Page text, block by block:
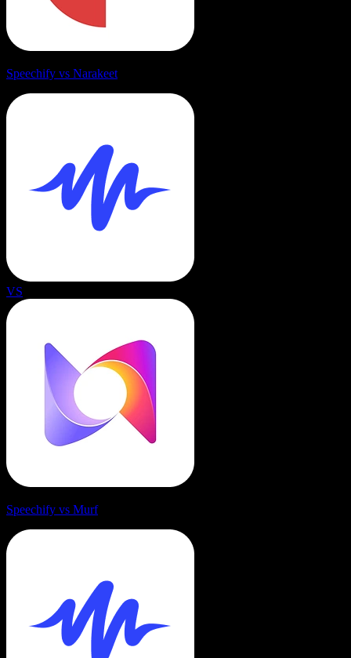
Speechify vs Narakeet
VS
Speechify vs Murf